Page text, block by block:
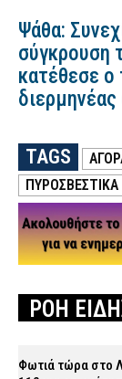
Ψάθα:
σύγκρουση
κατέθεσε ο
TAGS
ΠΥΡΟΣΒΕΣΤΙΚΑ
ΡΟΗ
Φωτιά τώρα στο